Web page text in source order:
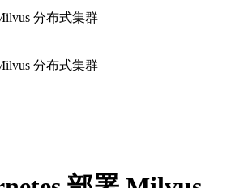
分布式集群
分布式集群